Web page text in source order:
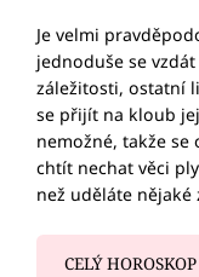
Je velmi
jednoduše se
záležitosti, ostatní
se přijít na kloub
nemožné, takže
chtít nechat věci
než uděláte nějaké
CELÝ